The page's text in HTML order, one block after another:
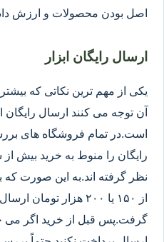
اصل بودن محصولات و ارزش
ارسال رایگان ابزار
یکی از مهم ترین نکاتی که
آن توجه می کنند ارسال
است.در تمام فروشگاه های
رایگان را منوط به خرید بیش
نظر گرفته اند.به این صورت که
از ۱۵۰ یا ۲۰۰ هزار
گرفت.پس قبل از خرید اگر می